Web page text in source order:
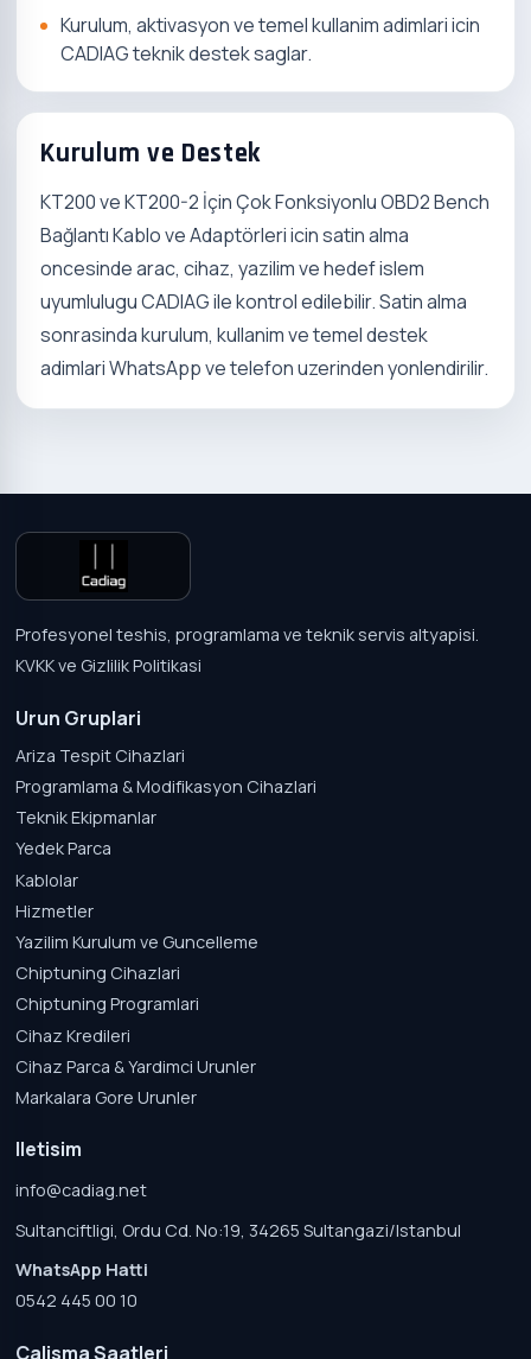
Kurulum, aktivasyon ve temel kullanim adimlari icin
CADIAG teknik destek saglar.
Kurulum ve Destek
KT200 ve KT200-2 İçin Çok Fonksiyonlu OBD2 Bench
Bağlantı Kablo ve Adaptörleri icin satin alma
oncesinde arac, cihaz, yazilim ve hedef islem
uyumlulugu CADIAG ile kontrol edilebilir. Satin alma
sonrasinda kurulum, kullanim ve temel destek
adimlari WhatsApp ve telefon uzerinden yonlendirilir.
Profesyonel teshis, programlama ve teknik servis altyapisi.
KVKK ve Gizlilik Politikasi
Urun Gruplari
Ariza Tespit Cihazlari
Programlama & Modifikasyon Cihazlari
Teknik Ekipmanlar
Yedek Parca
Kablolar
Hizmetler
Yazilim Kurulum ve Guncelleme
Chiptuning Cihazlari
Chiptuning Programlari
Cihaz Kredileri
Cihaz Parca & Yardimci Urunler
Markalara Gore Urunler
Iletisim
info@cadiag.net
Sultanciftligi, Ordu Cd. No:19, 34265 Sultangazi/Istanbul
WhatsApp Hatti
0542 445 00 10
Calisma Saatleri